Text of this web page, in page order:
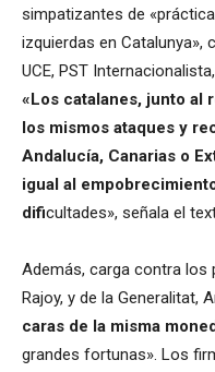
simpatizantes de
izquierdas en Catalunya»,
UCE, PST
«Los catalanes, junto al
los mismos ataques y
Andalucía, Canarias o
igual al
dificultades», señala el
Además, carga contra los
Rajoy, y de la Generalitat,
caras de la misma
grandes fortunas». Los